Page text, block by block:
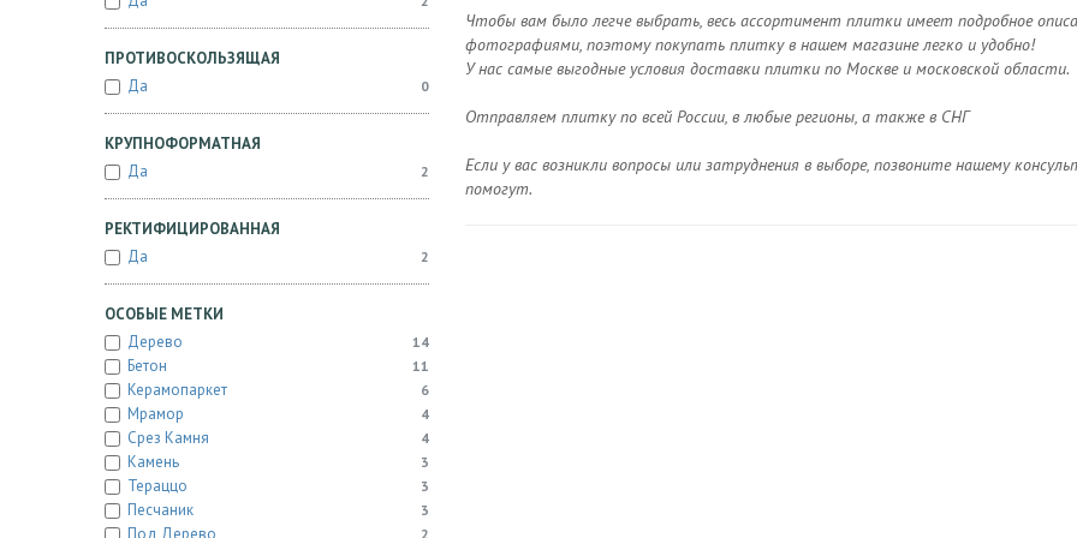
ПРОТИВОСКОЛЬЗЯЩАЯ
Да
0
КРУПНОФОРМАТНАЯ
Да
2
РЕКТИФИЦИРОВАННАЯ
Да
2
ОСОБЫЕ МЕТКИ
Дерево
14
Бетон 11
Керамопаркет 6
Мрамор 4
Срез Камня 4
Камень 3
Тераццо 3
Песчаник 3
Под Дерево 2
Чтобы вам было легче выбрать, весь ассортимент плитки имеет подробное
фотографиями, поэтому покупать плитку в нашем магазине легко и удобно!
У нас самые выгодные условия доставки плитки по Москве и московской области.
Отправляем плитку по всей России, в любые регионы, а также в СНГ
Если у вас возникли вопросы или затруднения в выборе, позвоните нашему
помогут.